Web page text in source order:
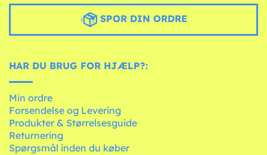
SPOR DIN ORDRE
HAR DU BRUG FOR HJÆLP?:
Min ordre
Forsendelse og Levering
Produkter & Størrelsesguide
Returnering
Spørgsmål inden du køber